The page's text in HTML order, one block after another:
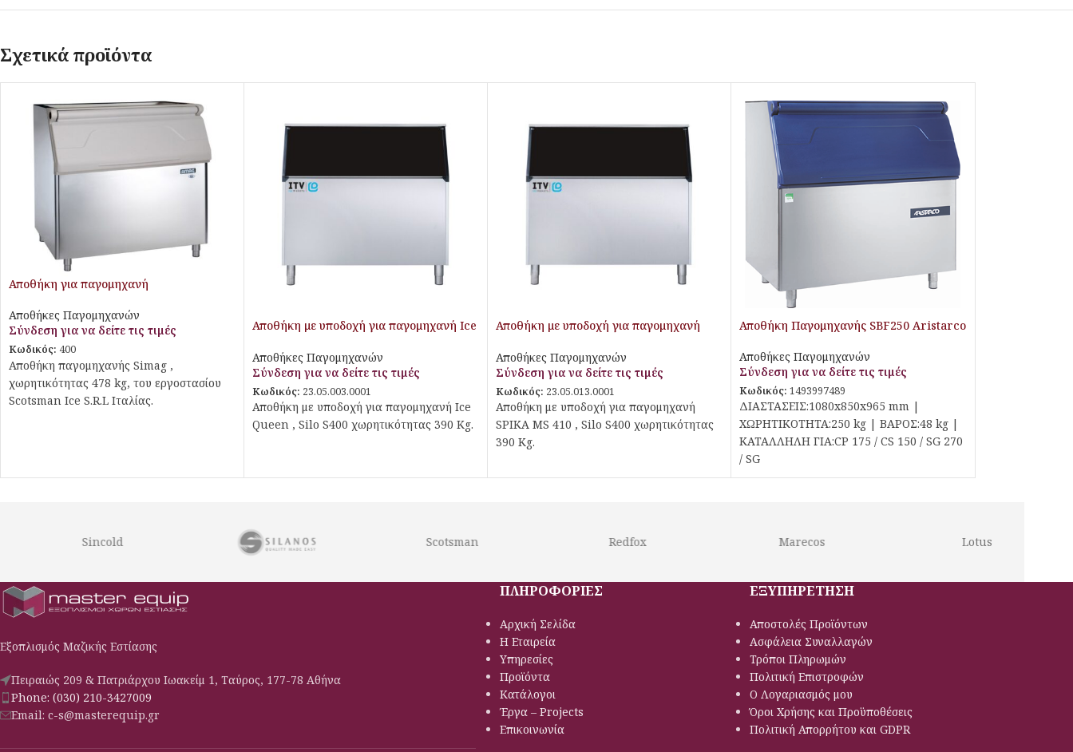
Σχετικά προϊόντα
Αποθήκη για παγομηχανή
Αποθήκες Παγομηχανών
Σύνδεση για να δείτε τις τιμές
Κωδικός: 400
Αποθήκη παγομηχανής Simag ,
χωρητικότητας 478 kg, του εργοστασίου
Scotsman Ice S.R.L Ιταλίας.
Αποθήκη με υποδοχή για παγομηχανή Ice
Αποθήκες Παγομηχανών
Σύνδεση για να δείτε τις τιμές
Κωδικός: 23.05.003.0001
Αποθήκη με υποδοχή για παγομηχανή Ice
Queen , Silo S400 χωρητικότητας 390 Kg.
Αποθήκη με υποδοχή για παγομηχανή
Αποθήκες Παγομηχανών
Σύνδεση για να δείτε τις τιμές
Κωδικός: 23.05.013.0001
Αποθήκη με υποδοχή για παγομηχανή
SPIKA MS 410 , Silo S400 χωρητικότητας
390 Kg.
Αποθήκη Παγομηχανής SBF250 Aristarco
Αποθήκες Παγομηχανών
Σύνδεση για να δείτε τις τιμές
Κωδικός: 1493997489
ΔΙΑΣΤΑΣΕΙΣ:1080x850x965 mm |
ΧΩΡΗΤΙΚΟΤΗΤΑ:250 kg | ΒΑΡΟΣ:48 kg |
ΚΑΤΑΛΛΗΛΗ ΓΙΑ:CP 175 / CS 150 / SG 270
/ SG
Scotsman
Εξοπλισμός Μαζικής Εστίασης
Πειραιώς 209 & Πατριάρχου Ιωακείμ 1, Ταύρος, 177-78 Αθήνα
Phone: (030) 210-3427009
Email: c-s@masterequip.gr
ΠΛΗΡΟΦΟΡΙΕΣ
Αρχική Σελίδα
Η Εταιρεία
Υπηρεσίες
Προϊόντα
Κατάλογοι
Έργα – Projects
Επικοινωνία
ΕΞΥΠΗΡΕΤΗΣΗ
Αποστολές Προϊόντων
Ασφάλεια Συναλλαγών
Τρόποι Πληρωμών
Πολιτική Eπιστροφών
Ο Λογαριασμός μου
Όροι Χρήσης και Προϋποθέσεις
Πολιτική Απορρήτου και GDPR